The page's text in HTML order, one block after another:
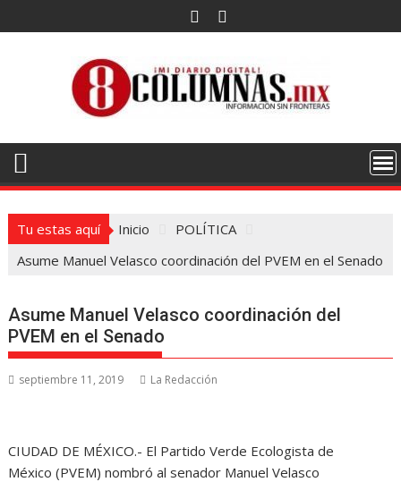
al
Tu estas aquí Inicio
POLÍTICA
Asume Manuel Velasco coordinación del PVEM en el Senado
Asume Manuel Velasco coordinación del
PVEM en el Senado
septiembre 11, 2019 La Redacción
CIUDAD DE MÉXICO.- El Partido Verde Ecologista de
México (PVEM) nombró al senador Manuel Velasco